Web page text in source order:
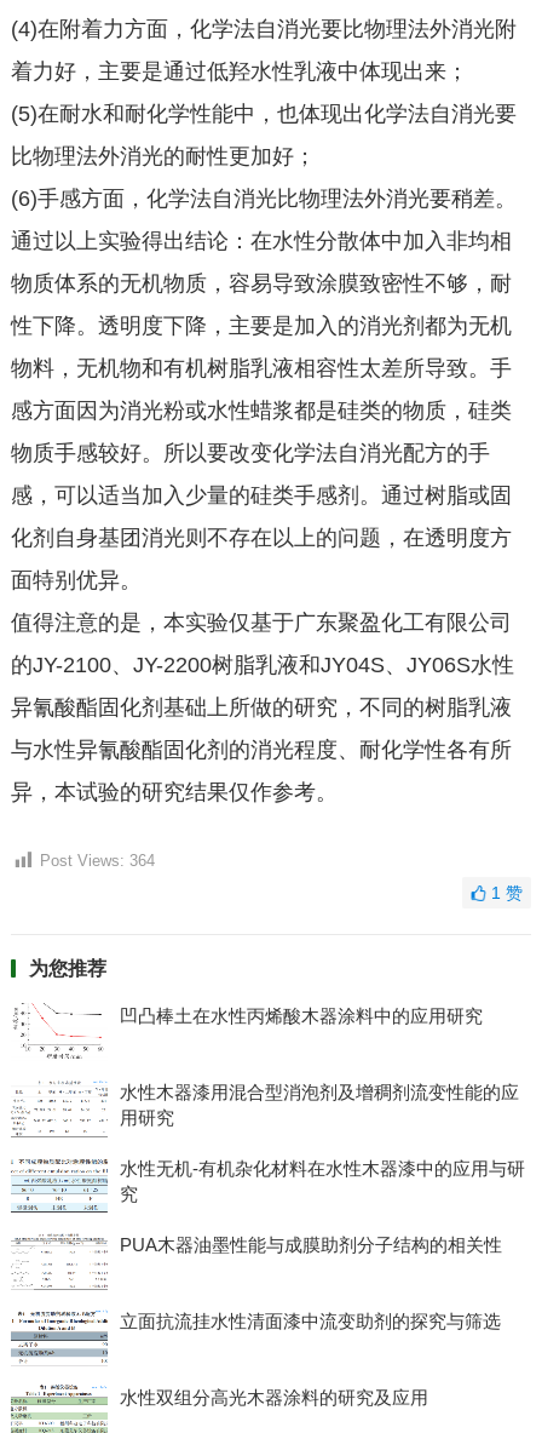
(4)在附着力方面，化学法自消光要比物理法外消光附
着力好，主要是通过低羟水性乳液中体现出来；
(5)在耐水和耐化学性能中，也体现出化学法自消光要
比物理法外消光的耐性更加好；
(6)手感方面，化学法自消光比物理法外消光要稍差。
通过以上实验得出结论：在水性分散体中加入非均相
物质体系的无机物质，容易导致涂膜致密性不够，耐
性下降。透明度下降，主要是加入的消光剂都为无机
物料，无机物和有机树脂乳液相容性太差所导致。手
感方面因为消光粉或水性蜡浆都是硅类的物质，硅类
物质手感较好。所以要改变化学法自消光配方的手
感，可以适当加入少量的硅类手感剂。通过树脂或固
化剂自身基团消光则不存在以上的问题，在透明度方
面特别优异。
值得注意的是，本实验仅基于广东聚盈化工有限公司
的JY-2100、JY-2200树脂乳液和JY04S、JY06S水性
异氰酸酯固化剂基础上所做的研究，不同的树脂乳液
与水性异氰酸酯固化剂的消光程度、耐化学性各有所
异，本试验的研究结果仅作参考。
Post Views: 364
1赞
为您推荐
凹凸棒土在水性丙烯酸木器涂料中的应用研究
水性木器漆用混合型消泡剂及增稠剂流变性能的应
用研究
水性无机-有机杂化材料在水性木器漆中的应用与研
究
PUA木器油墨性能与成膜助剂分子结构的相关性
立面抗流挂水性清面漆中流变助剂的探究与筛选
水性双组分高光木器涂料的研究及应用